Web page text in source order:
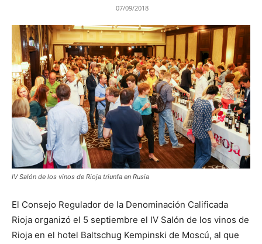
07/09/2018
IV Salón de los vinos de Rioja triunfa en Rusia
El Consejo Regulador de la Denominación Calificada
Rioja organizó el 5 septiembre el IV Salón de los vinos de
Rioja en el hotel Baltschug Kempinski de Moscú, al que